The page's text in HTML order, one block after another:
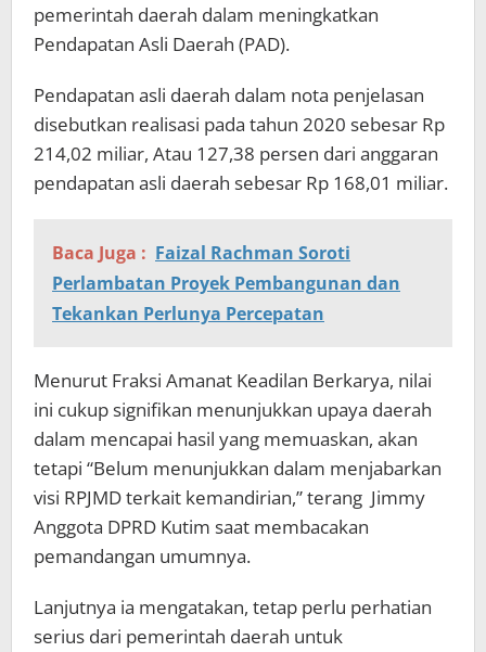
pemerintah daerah dalam meningkatkan
Pendapatan Asli Daerah (PAD).
Pendapatan asli daerah dalam nota penjelasan
disebutkan realisasi pada tahun 2020 sebesar Rp
214,02 miliar, Atau 127,38 persen dari anggaran
pendapatan asli daerah sebesar Rp 168,01 miliar.
Baca Juga : Faizal Rachman Soroti
Perlambatan Proyek Pembangunan dan
Tekankan Perlunya Percepatan
Menurut Fraksi Amanat Keadilan Berkarya, nilai
ini cukup signifikan menunjukkan upaya daerah
dalam mencapai hasil yang memuaskan, akan
tetapi “Belum menunjukkan dalam menjabarkan
visi RPJMD terkait kemandirian,” terang Jimmy
Anggota DPRD Kutim saat membacakan
pemandangan umumnya.
Lanjutnya ia mengatakan, tetap perlu perhatian
serius dari pemerintah daerah untuk